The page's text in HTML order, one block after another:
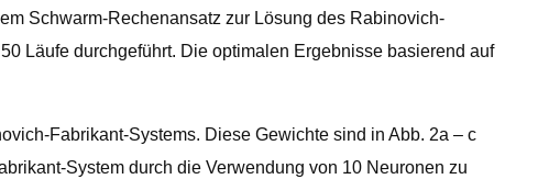
Schwarm-Rechenansatz zur Lösung des Rabinovich-
Läufe durchgeführt. Die optimalen Ergebnisse basierend auf
Fabrikant-Systems. Diese Gewichte sind in Abb. 2a – c
System durch die Verwendung von 10 Neuronen zu